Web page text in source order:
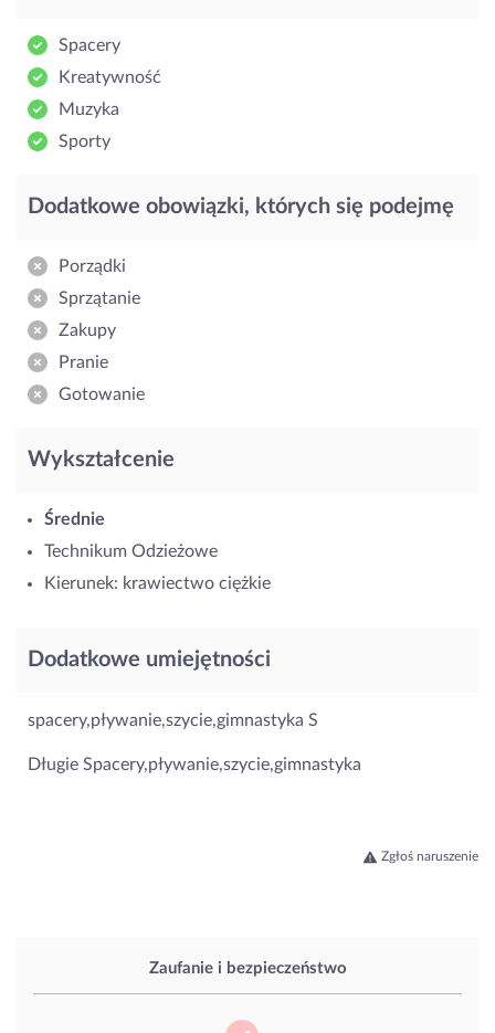
Zaufanie i bezpieczeństwo
Spacery
Kreatywność
Muzyka
Sporty
Dodatkowe obowiązki, których się podejmę
Porządki
Sprzątanie
Zakupy
Pranie
Gotowanie
Wykształcenie
Średnie
Technikum Odzieżowe
Kierunek: krawiectwo ciężkie
Dodatkowe umiejętności
spacery,pływanie,szycie,gimnastyka S
Długie Spacery,pływanie,szycie,gimnastyka
Zgłoś naruszenie